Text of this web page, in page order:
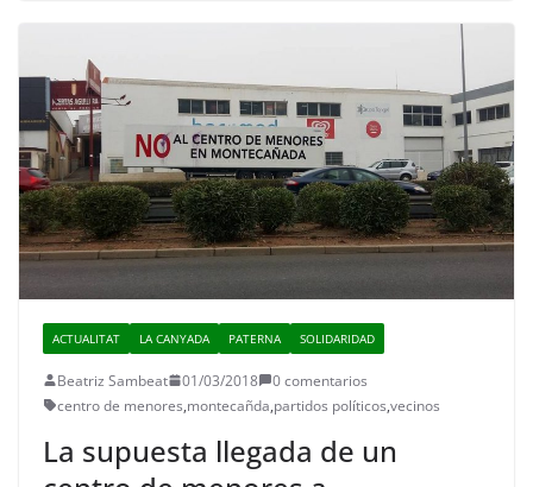
ACTUALITAT LA CANYADA PATERNA SOLIDARIDAD
Beatriz Sambeat 01/03/2018
0 comentarios
centro de menores,montecañda,partidos políticos,vecinos
La supuesta llegada de un